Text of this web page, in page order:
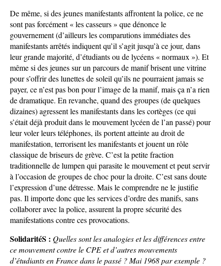
De même, si des jeunes manifestants affrontent la police, ce ne
sont pas forcément « les casseurs » que dénonce le
gouvernement (d’ailleurs les comparutions immédiates des
manifestants arrêtés indiquent qu’il s’agit jusqu’à ce jour, dans
leur grande majorité, d’étudiants ou de lycéens « normaux »). Et
même si des jeunes sur un parcours de manif brisent une vitrine
pour s’offrir des lunettes de soleil qu’ils ne pourraient jamais se
payer, ce n’est pas bon pour l’image de la manif, mais ça n’a rien
de dramatique. En revanche, quand des groupes (de quelques
dizaines) agressent les manifestants dans les cortèges (ce qui
s’était déjà produit dans le mouvement lycéen de l’an passé) pour
leur voler leurs téléphones, ils portent atteinte au droit de
manifestation, terrorisent les manifestants et jouent un rôle
classique de briseurs de grève. C’est la petite fraction
traditionnelle de lumpen qui parasite le mouvement et peut servir
à l’occasion de groupes de choc pour la droite. C’est sans doute
l’expression d’une détresse. Mais le comprendre ne le justifie
pas. Il importe donc que les services d’ordre des manifs, sans
collaborer avec la police, assurent la propre sécurité des
manifestations contre ces provocations.
SolidaritéS : Quelles sont les analogies et les différences entre
ce mouvement contre le CPE et d’autres mouvements
d’étudiants en France dans le passé ? Mai 1968 par exemple ?